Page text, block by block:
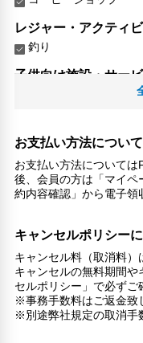
レジャー・アクティ
釣り
子供向け施設・サー
館内施設・便利なサー
荷物預かりサービス
ツアーデスク
コンシェルジュ
ランドリーサービス
バリアフリー対応
バリアフリー設備
車椅子OK
対応言語
お支払い方法について
お支払い方法については
後、会員の方は「マイ
約内容確認」から電子領
キャンセルポリシー
キャンセル料（取消料）
キャンセルの無料期間
セルポリシー」で必ずご
※事務手数料はご返金致
※別途弊社規定の取消手